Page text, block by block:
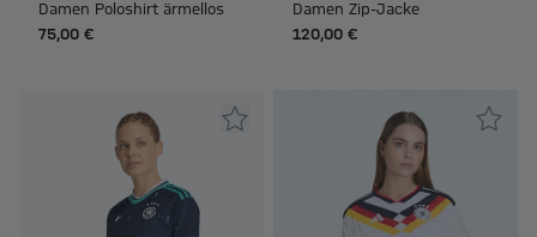
Damen Poloshirt ärmellos
75,00 €
Damen Zip-Jacke
120,00 €